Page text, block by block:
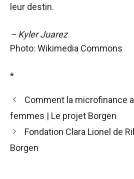
leur destin.
– Kyler Juarez
Photo: Wikimedia Commons
*
Comment la microfinance
femmes | Le projet Borgen
Fondation Clara Lionel de
Borgen